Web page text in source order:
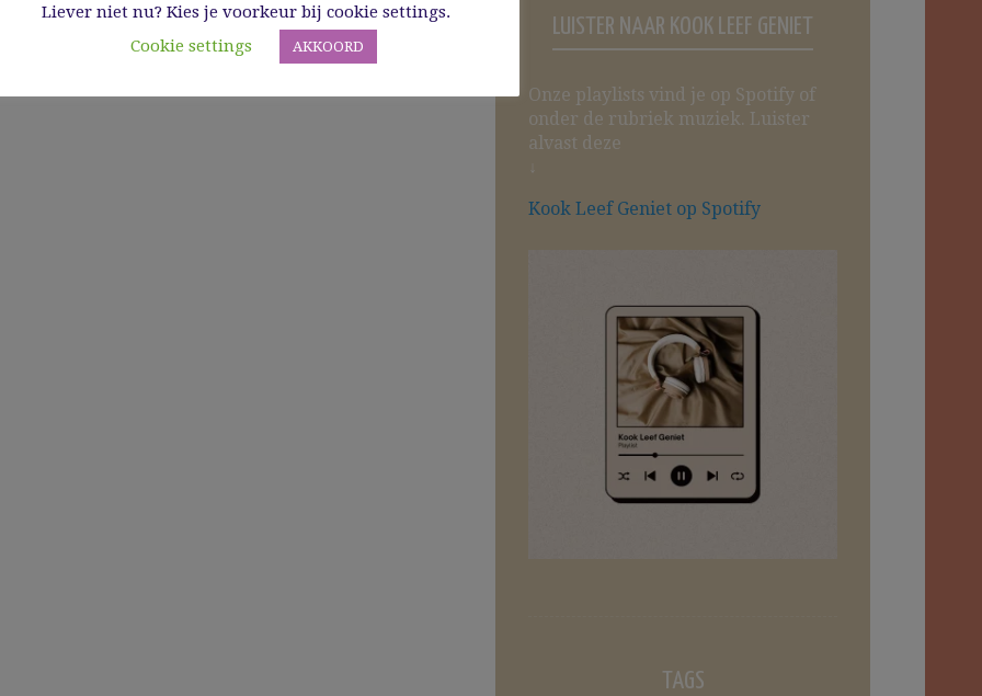
LUISTER NAAR KOOK LEEF GENIET
Onze playlists vind je op Spotify of
onder de rubriek muziek. Luister
alvast deze
↓
Kook Leef Geniet op Spotify
TAGS
Liever niet nu? Kies je voorkeur bij cookie settings.
Cookie settings
AKKOORD